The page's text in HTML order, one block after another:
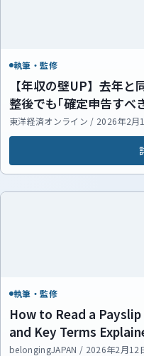
執筆・監修
【年収の壁UP】去年
整後でも｢確定申告すべ
イント
東洋経済オンライン / 2026年2月
執筆・監修
How to Read a
and Key Terms
belongingJAPAN / 2026年2月12